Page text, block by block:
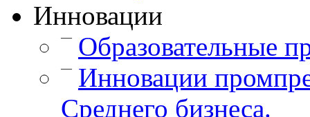
Инновации
— Образовательные
— Инновации
Среднего бизнеса.